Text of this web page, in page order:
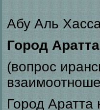
Абу Аль
Город
(вопрос
Город Аратта